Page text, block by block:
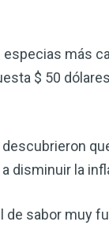
especias más
$ 50
disminuir la
de sabor muy